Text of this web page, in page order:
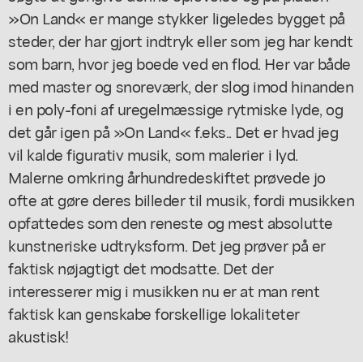
»On Land« er mange stykker ligeledes bygget på
steder, der har gjort indtryk eller som jeg har kendt
som barn, hvor jeg boede ved en flod. Her var både
med master og snoreværk, der slog imod hinanden
i en poly-foni af uregelmæssige rytmiske lyde, og
det går igen på »On Land« f.eks.. Det er hvad jeg
vil kalde figurativ musik, som malerier i lyd.
Malerne omkring århundredeskiftet prøvede jo
ofte at gøre deres billeder til musik, fordi musikken
opfattedes som den reneste og mest absolutte
kunstneriske udtryksform. Det jeg prøver på er
faktisk nøjagtigt det modsatte. Det der
interesserer mig i musikken nu er at man rent
faktisk kan genskabe forskellige lokaliteter
akustisk!